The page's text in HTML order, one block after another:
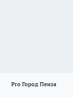
Pro Город Пенза